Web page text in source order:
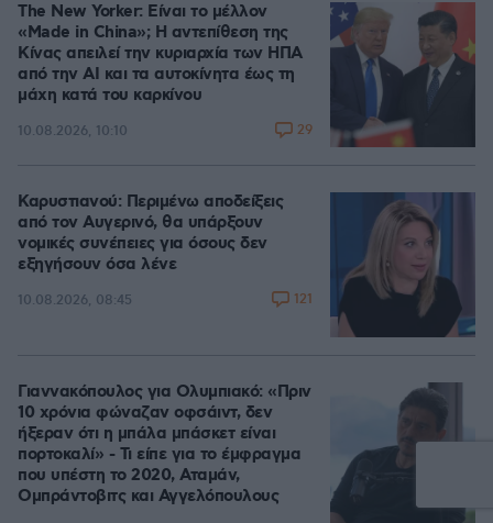
The New Yorker: Είναι το μέλλον
«Made in China»; Η αντεπίθεση της
Κίνας απειλεί την κυριαρχία των ΗΠΑ
από την ΑΙ και τα αυτοκίνητα έως τη
μάχη κατά του καρκίνου
10.08.2026, 10:10 29
Καρυστιανού: Περιμένω αποδείξεις
από τον Αυγερινό, θα υπάρξουν
νομικές συνέπειες για όσους δεν
εξηγήσουν όσα λένε
10.08.2026, 08:45 121
Γιαννακόπουλος για Ολυμπιακό: «Πριν
10 χρόνια φώναζαν οφσάιντ, δεν
ήξεραν ότι η μπάλα μπάσκετ είναι
πορτοκαλί» - Τι είπε για το έμφραγμα
που υπέστη το 2020, Αταμάν,
Ομπράντοβιτς και Αγγελόπουλους